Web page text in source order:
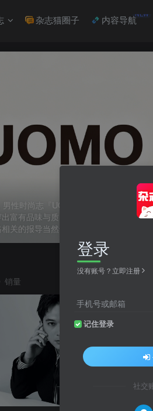
杂志猫圈子 内容导航NEW
性时尚志『UOMO』在2005年创刊，
富有品味与质感的职场造型，除了每
关的报导当然也不缺！
销量
登录
没有账号？立即注册
手机号或邮箱
记住登录
社交